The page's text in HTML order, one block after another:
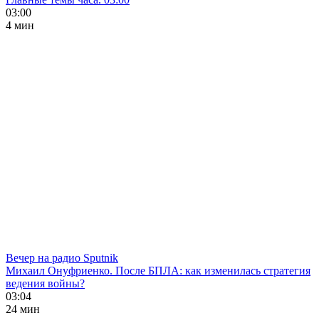
03:00
4 мин
Вечер на радио Sputnik
Михаил Онуфриенко. После БПЛА: как изменилась стратегия
ведения войны?
03:04
24 мин